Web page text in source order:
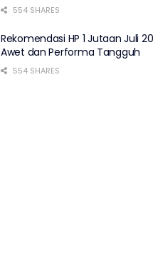
554 SHARES
Rekomendasi HP 1 Jutaan Juli
Awet dan Performa Tangguh
554 SHARES